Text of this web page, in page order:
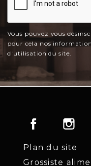
Vous pouvez vous
pour cela nos
d'utilisation du site.
Facebook
Plan du site
Grossiste